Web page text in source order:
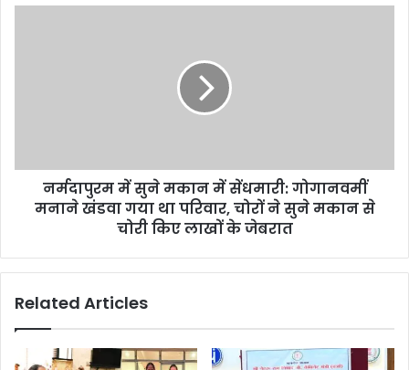
कार्यकर्ता
लिए
खंडवा
ने
मकान
नर्मदापुरम में सुने मकान में सेंधमारी: गोगानवमीं
मनाने खंडवा गया था परिवार, चोरों ने सुने मकान से
चोरी किए लाखों के जेबरात
Related Articles